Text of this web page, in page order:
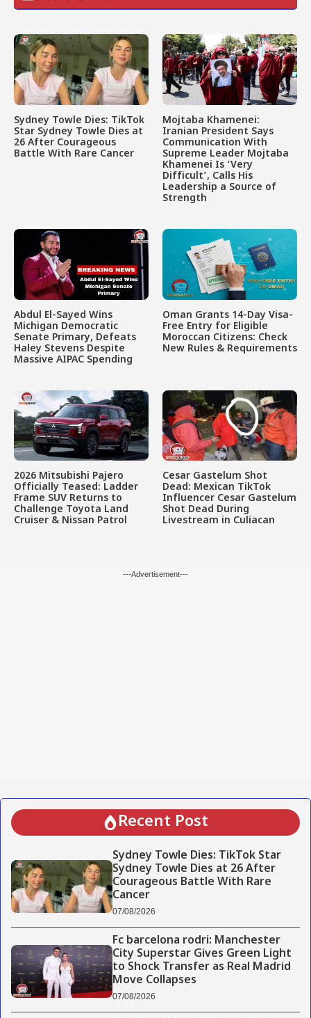
Sydney Towle Dies: TikTok
Star Sydney Towle Dies at
26 After Courageous
Battle With Rare Cancer
Mojtaba Khamenei:
Iranian President Says
Communication With
Supreme Leader Mojtaba
Khamenei Is ‘Very
Difficult’, Calls His
Leadership a Source of
Strength
Abdul El-Sayed Wins
Michigan Democratic
Senate Primary, Defeats
Haley Stevens Despite
Massive AIPAC Spending
Oman Grants 14-Day Visa-
Free Entry for Eligible
Moroccan Citizens: Check
New Rules & Requirements
2026 Mitsubishi Pajero
Officially Teased: Ladder
Frame SUV Returns to
Challenge Toyota Land
Cruiser & Nissan Patrol
Cesar Gastelum Shot
Dead: Mexican TikTok
Influencer Cesar Gastelum
Shot Dead During
Livestream in Culiacan
---Advertisement---
Recent Post
Sydney Towle Dies: TikTok Star
Sydney Towle Dies at 26 After
Courageous Battle With Rare
Cancer
07/08/2026
Fc barcelona rodri: Manchester
City Superstar Gives Green Light
to Shock Transfer as Real Madrid
Move Collapses
07/08/2026